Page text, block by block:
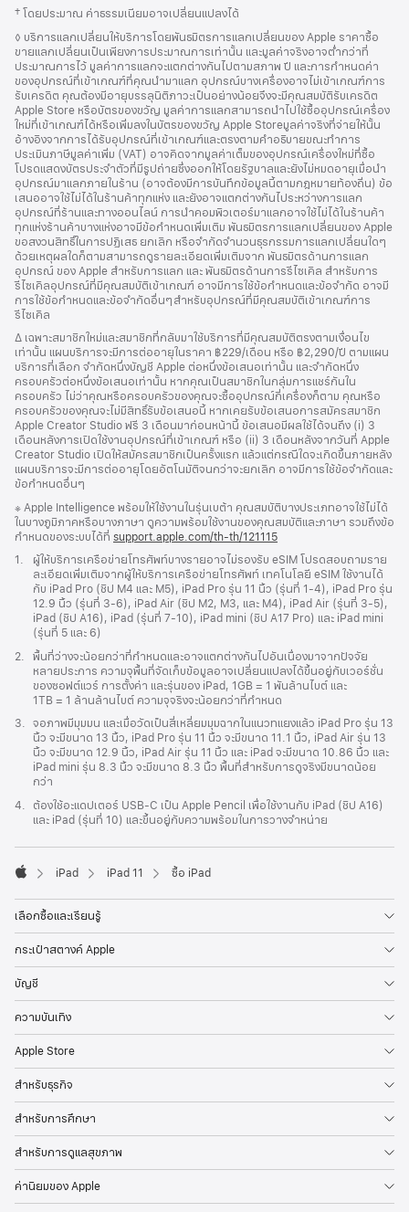
เชิงอรรถ
† โดยประมาณ ค่าธรรมเนียมอาจเปลี่ยนแปลงได้
เชิงอรรถ
◊ บริการแลกเปลี่ยนให้บริการโดยพันธมิตรการแลกเปลี่ยนของ Apple ราคาซื้อ
ขายแลกเปลี่ยนเป็นเพียงการประมาณการเท่านั้น และมูลค่าจริงอาจต่ำกว่าที่
ประมาณการไว้ มูลค่าการแลกจะแตกต่างกันไปตามสภาพ ปี และการกำหนดค่า
ของอุปกรณ์ที่เข้าเกณฑ์ที่คุณนำมาแลก อุปกรณ์บางเครื่องอาจไม่เข้าเกณฑ์การ
รับเครดิต คุณต้องมีอายุบรรลุนิติภาวะเป็นอย่างน้อยจึงจะมีคุณสมบัติรับเครดิต
Apple Store หรือบัตรของขวัญ มูลค่าการแลกสามารถนำไปใช้ซื้ออุปกรณ์เครื่อง
ใหม่ที่เข้าเกณฑ์ได้หรือเพิ่มลงในบัตรของขวัญ Apple Storeมูลค่าจริงที่จ่ายให้นั้น
อ้างอิงจากการได้รับอุปกรณ์ที่เข้าเกณฑ์และตรงตามคำอธิบายขณะทำการ
ประเมินภาษีมูลค่าเพิ่ม (VAT) อาจคิดจากมูลค่าเต็มของอุปกรณ์เครื่องใหม่ที่ซื้อ
โปรดแสดงบัตรประจำตัวที่มีรูปถ่ายซึ่งออกให้โดยรัฐบาลและยังไม่หมดอายุเมื่อนำ
อุปกรณ์มาแลกภายในร้าน (อาจต้องมีการบันทึกข้อมูลนี้ตามกฎหมายท้องถิ่น) ข้อ
เสนออาจใช้ไม่ได้ในร้านค้าทุกแห่ง และยังอาจแตกต่างกันไประหว่างการแลก
อุปกรณ์ที่ร้านและทางออนไลน์ การนำคอมพิวเตอร์มาแลกอาจใช้ไม่ได้ในร้านค้า
ทุกแห่งร้านค้าบางแห่งอาจมีข้อกำหนดเพิ่มเติม พันธมิตรการแลกเปลี่ยนของ Apple
ขอสงวนสิทธิ์ในการปฏิเสธ ยกเลิก หรือจำกัดจำนวนธุรกรรมการแลกเปลี่ยนใดๆ
ด้วยเหตุผลใดก็ตามสามารถดูรายละเอียดเพิ่มเติมจาก พันธมิตรด้านการแลก
อุปกรณ์ ของ Apple สำหรับการแลก และ พันธมิตรด้านการรีไซเคิล สำหรับการ
รีไซเคิลอุปกรณ์ที่มีคุณสมบัติเข้าเกณฑ์ อาจมีการใช้ข้อกำหนดและข้อจำกัด อาจมี
การใช้ข้อกำหนดและข้อจำกัดอื่นๆสำหรับอุปกรณ์ที่มีคุณสมบัติเข้าเกณฑ์การ
รีไซเคิล
เชิงอรรถ
∆ เฉพาะสมาชิกใหม่และสมาชิกที่กลับมาใช้บริการที่มีคุณสมบัติตรงตามเงื่อนไข
เท่านั้น แผนบริการจะมีการต่ออายุในราคา ฿229/เดือน หรือ ฿2,290/ปี ตามแผน
บริการที่เลือก จำกัดหนึ่งบัญชี Apple ต่อหนึ่งข้อเสนอเท่านั้น และจำกัดหนึ่ง
ครอบครัวต่อหนึ่งข้อเสนอเท่านั้น หากคุณเป็นสมาชิกในกลุ่มการแชร์กันใน
ครอบครัว ไม่ว่าคุณหรือครอบครัวของคุณจะซื้ออุปกรณ์กี่เครื่องก็ตาม คุณหรือ
ครอบครัวของคุณจะไม่มีสิทธิ์รับข้อเสนอนี้ หากเคยรับข้อเสนอการสมัครสมาชิก
Apple Creator Studio ฟรี 3 เดือนมาก่อนหน้านี้ ข้อเสนอมีผลใช้ได้จนถึง (i) 3
เดือนหลังการเปิดใช้งานอุปกรณ์ที่เข้าเกณฑ์ หรือ (ii) 3 เดือนหลังจากวันที่ Apple
Creator Studio เปิดให้สมัครสมาชิกเป็นครั้งแรก แล้วแต่กรณีใดจะเกิดขึ้นภายหลัง
แผนบริการจะมีการต่ออายุโดยอัตโนมัติจนกว่าจะยกเลิก อาจมีการใช้ข้อจำกัดและ
ข้อกำหนดอื่นๆ
เชิงอรรถ
※ Apple Intelligence พร้อมให้ใช้งานในรุ่นเบต้า คุณสมบัติบางประเภทอาจใช้ไม่ได้
ในบางภูมิภาคหรือบางภาษา ดูความพร้อมใช้งานของคุณสมบัติและภาษา รวมถึงข้อ
กำหนดของระบบได้ที่ support.apple.com/th-th/121115
ใน
หน้าต่าง
ใหม่)
เชิงอรรถ
1.
ผู้ให้บริการเครือข่ายโทรศัพท์บางรายอาจไม่รองรับ eSIM โปรดสอบถามราย
ละเอียดเพิ่มเติมจากผู้ให้บริการเครือข่ายโทรศัพท์ เทคโนโลยี eSIM ใช้งานได้
กับ iPad Pro (ชิป M4 และ M5), iPad Pro รุ่น 11 นิ้ว (รุ่นที่ 1‑4), iPad Pro รุ่น
12.9 นิ้ว (รุ่นที่ 3‑6), iPad Air (ชิป M2, M3, และ M4), iPad Air (รุ่นที่ 3‑5),
iPad (ชิป A16), iPad (รุ่นที่ 7‑10), iPad mini (ชิป A17 Pro) และ iPad mini
(รุ่นที่ 5 และ 6)
เชิงอรรถ
2. พื้นที่ว่างจะน้อยกว่าที่กำหนดและอาจแตกต่างกันไปอันเนื่องมาจากปัจจัย
หลายประการ ความจุพื้นที่จัดเก็บข้อมูลอาจเปลี่ยนแปลงได้ขึ้นอยู่กับเวอร์ชั่น
ของซอฟต์แวร์ การตั้งค่า และรุ่นของ iPad, 1GB = 1 พันล้านไบต์ และ
1TB = 1 ล้านล้านไบต์ ความจุจริงจะน้อยกว่าที่กำหนด
เชิงอรรถ
3. จอภาพมีมุมมน และเมื่อวัดเป็นสี่เหลี่ยมมุมฉากในแนวทแยงแล้ว iPad Pro รุ่น 13
นิ้ว จะมีขนาด 13 นิ้ว, iPad Pro รุ่น 11 นิ้ว จะมีขนาด 11.1 นิ้ว, iPad Air รุ่น 13
นิ้ว จะมีขนาด 12.9 นิ้ว, iPad Air รุ่น 11 นิ้ว และ iPad จะมีขนาด 10.86 นิ้ว และ
iPad mini รุ่น 8.3 นิ้ว จะมีขนาด 8.3 นิ้ว พื้นที่สำหรับการดูจริงมีขนาดน้อย
กว่า
เชิงอรรถ
4. ต้องใช้อะแดปเตอร์ USB‑C เป็น Apple Pencil เพื่อใช้งานกับ iPad (ชิป A16)
และ iPad (รุ่นที่ 10) และขึ้นอยู่กับความพร้อมในการวางจำหน่าย
iPad iPad 11 ซื้อ iPad
เลือกซื้อและเรียนรู้
กระเป๋าสตางค์ Apple
บัญชี
ความบันเทิง
Apple Store
สำหรับธุรกิจ
สำหรับการศึกษา
สำหรับการดูแลสุขภาพ
ค่านิยมของ Apple